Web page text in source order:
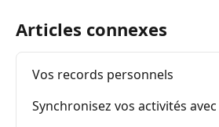
Articles connexes
Vos records personnels
Synchronisez vos activités